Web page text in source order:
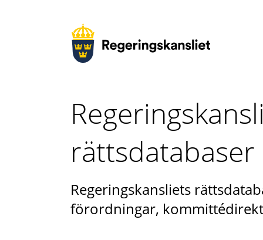
rättsdatabaser
Regeringskansliets
förordningar,